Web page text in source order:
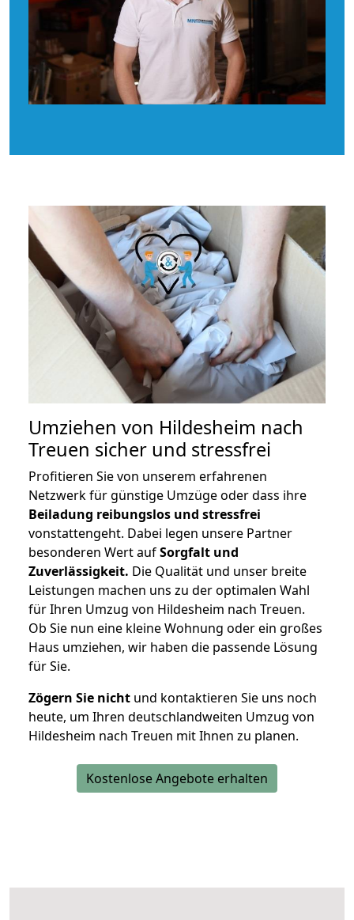
Umziehen von Hildesheim nach
Treuen sicher und stressfrei
Profitieren Sie von unserem erfahrenen
Netzwerk für günstige Umzüge oder dass ihre
Beiladung reibungslos und stressfrei
vonstattengeht. Dabei legen unsere Partner
besonderen Wert aufSorgfalt und
Zuverlässigkeit. Die Qualität und unser breite
Leistungen machen uns zu der optimalen Wahl
für Ihren Umzug von Hildesheim nach Treuen.
Ob Sie nun eine kleine Wohnung oder ein großes
Haus umziehen, wir haben die passende Lösung
für Sie.
Zögern Sie nicht und kontaktieren Sie uns noch
heute, um Ihren deutschlandweiten Umzug von
Hildesheim nach Treuen mit Ihnen zu planen.
Kostenlose Angebote erhalten